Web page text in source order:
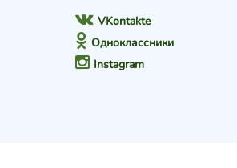
VKontakte
Одноклассники
Instagram